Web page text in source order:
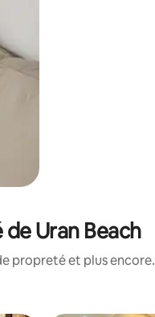
Uran Beach
propreté et plus encore.